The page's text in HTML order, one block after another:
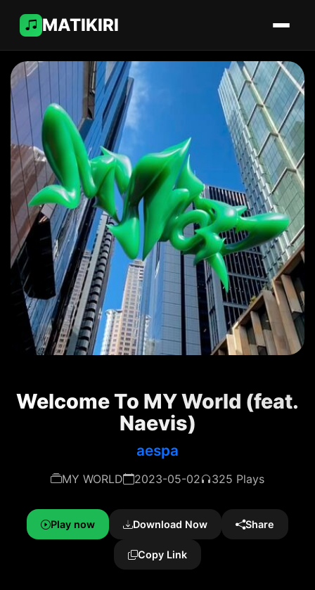
MATIKIRI
Welcome To MY World (feat.
Naevis)
aespa
MY WORLD 2023-05-02 325 Plays
Play now Download Now Share
Copy Link